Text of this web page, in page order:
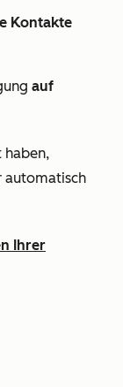
Kontakte
auf
haben,
automatisch
Ihrer